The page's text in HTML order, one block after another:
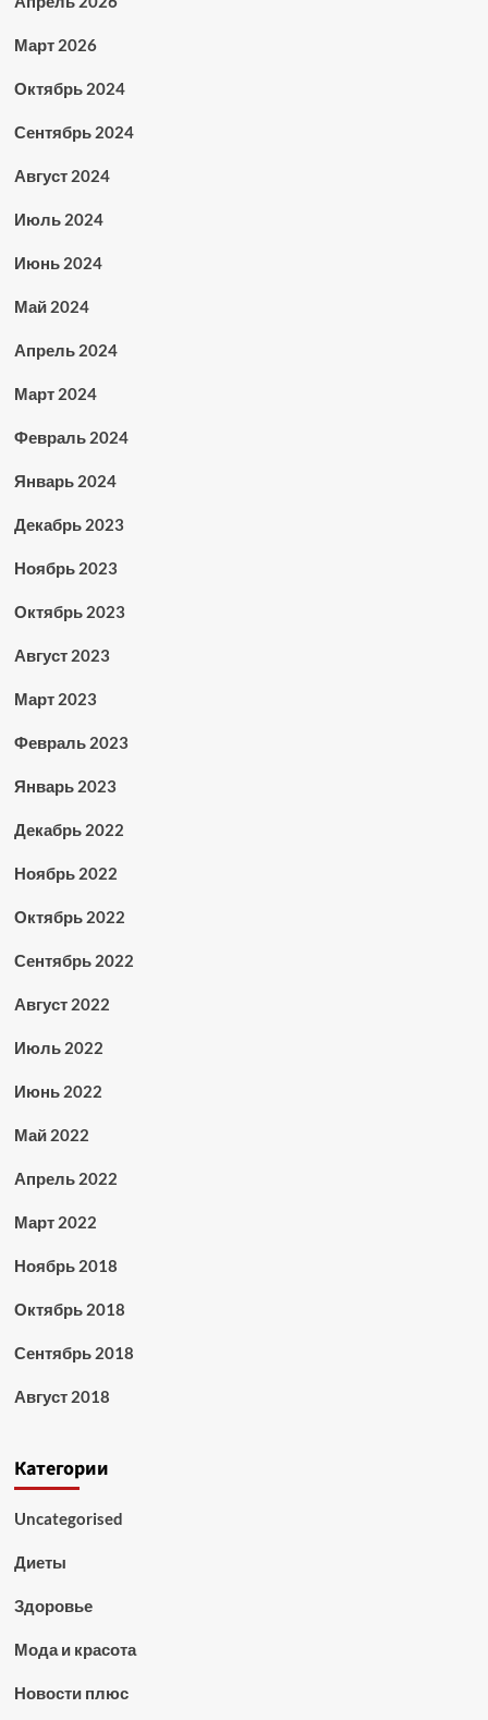
Март 2026
Октябрь 2024
Сентябрь 2024
Август 2024
Июль 2024
Июнь 2024
Май 2024
Апрель 2024
Март 2024
Февраль 2024
Январь 2024
Декабрь 2023
Ноябрь 2023
Октябрь 2023
Август 2023
Март 2023
Февраль 2023
Январь 2023
Декабрь 2022
Ноябрь 2022
Октябрь 2022
Сентябрь 2022
Август 2022
Июль 2022
Июнь 2022
Май 2022
Апрель 2022
Март 2022
Ноябрь 2018
Октябрь 2018
Сентябрь 2018
Август 2018
Категории
Uncategorised
Диеты
Здоровье
Мода и красота
Новости плюс